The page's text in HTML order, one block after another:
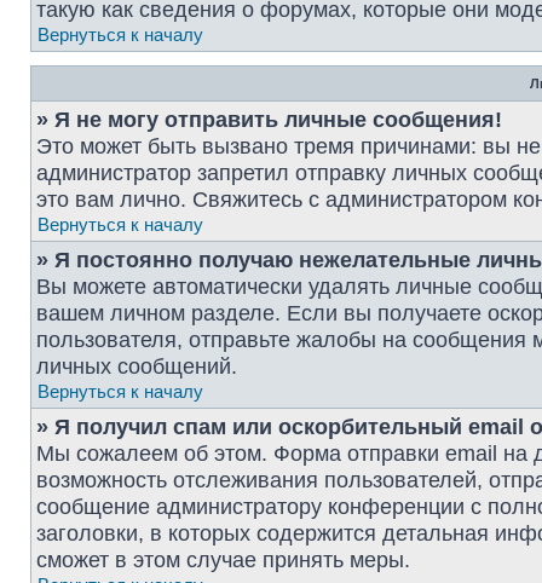
такую как сведения о форумах, которые они
Вернуться к началу
» Я не могу отправить личные сообщения!
Это может быть вызвано тремя причинами: вы
администратор запретил отправку личных
это вам лично. Свяжитесь с администратором
Вернуться к началу
» Я постоянно получаю нежелательные
Вы можете автоматически удалять личные
вашем личном разделе. Если вы получаете
пользователя, отправьте жалобы на сообщения
личных сообщений.
Вернуться к началу
» Я получил спам или оскорбительный email
Мы сожалеем об этом. Форма отправки email на
возможность отслеживания пользователей,
сообщение администратору конференции с
заголовки, в которых содержится детальная
сможет в этом случае принять меры.